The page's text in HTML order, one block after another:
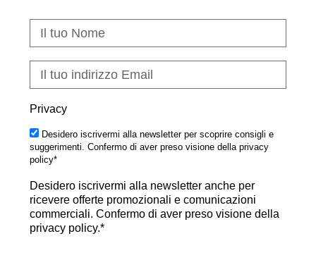
Privacy
Desidero iscrivermi alla newsletter per scoprire consigli e
suggerimenti. Confermo di aver preso visione della privacy
policy*
Desidero iscrivermi alla newsletter anche per
ricevere offerte promozionali e comunicazioni
commerciali. Confermo di aver preso visione della
privacy policy.*